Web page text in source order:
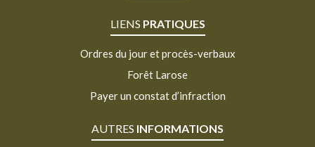
LIENS PRATIQUES
Ordres du jour et procès-verbaux
Forêt Larose
Payer un constat d’infraction
AUTRES INFORMATIONS